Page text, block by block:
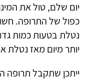
יום שלם, טול את
כפול של התרופה.
נטלת בטעות כמות
יותר מיום מאז נטלת
ייתכן שתקבל תרופה